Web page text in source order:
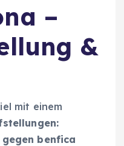
–
&
mit einem
benfica